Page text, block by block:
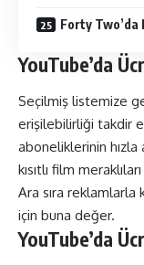
Forty Two’da
YouTube’da
Seçilmiş listemize
erişilebilirliği takdir
aboneliklerinin
kısıtlı film
Ara sıra reklamlarla
için buna değer.
YouTube’da